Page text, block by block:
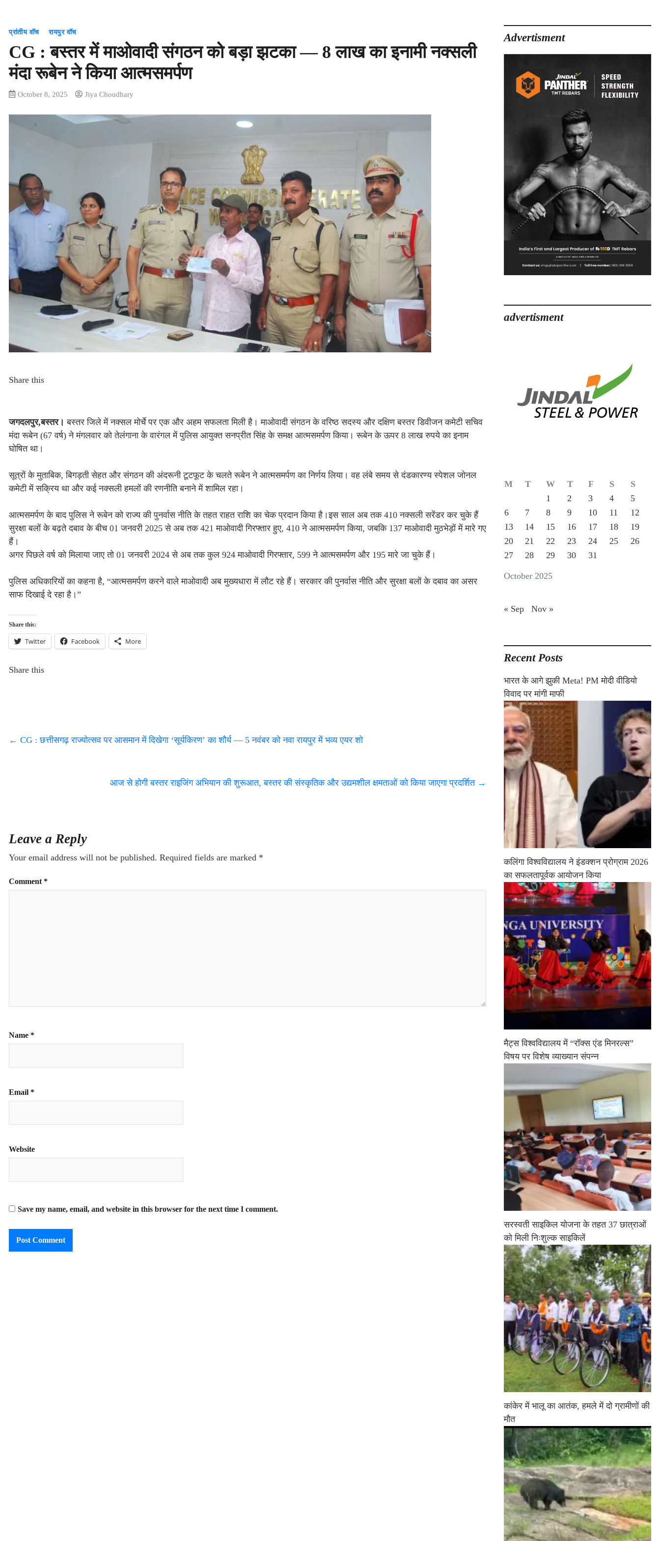
प्रांतीय वॉच रायपुर वॉच
CG : बस्तर में माओवादी संगठन को बड़ा झटका — 8 लाख का इनामी नक्सली
मंदा रूबेन ने किया आत्मसमर्पण
October 8, 2025 Jiya Choudhary
Share this
जगदलपुर,बस्तर। बस्तर जिले में नक्सल मोर्चे पर एक और अहम सफलता मिली है। माओवादी संगठन के वरिष्ठ सदस्य और दक्षिण बस्तर डिवीजन कमेटी सचिव
मंदा रूबेन (67 वर्ष) ने मंगलवार को तेलंगाना के वारंगल में पुलिस आयुक्त सनप्रीत सिंह के समक्ष आत्मसमर्पण किया। रूबेन के ऊपर 8 लाख रुपये का इनाम
घोषित था।
सूत्रों के मुताबिक, बिगड़ती सेहत और संगठन की अंदरूनी टूटफूट के चलते रूबेन ने आत्मसमर्पण का निर्णय लिया। वह लंबे समय से दंडकारण्य स्पेशल जोनल
कमेटी में सक्रिय था और कई नक्सली हमलों की रणनीति बनाने में शामिल रहा।
आत्मसमर्पण के बाद पुलिस ने रूबेन को राज्य की पुनर्वास नीति के तहत राहत राशि का चेक प्रदान किया है।इस साल अब तक 410 नक्सली सरेंडर कर चुके हैं
सुरक्षा बलों के बढ़ते दबाव के बीच 01 जनवरी 2025 से अब तक 421 माओवादी गिरफ्तार हुए, 410 ने आत्मसमर्पण किया, जबकि 137 माओवादी मुठभेड़ों में मारे गए
हैं।
अगर पिछले वर्ष को मिलाया जाए तो 01 जनवरी 2024 से अब तक कुल 924 माओवादी गिरफ्तार, 599 ने आत्मसमर्पण और 195 मारे जा चुके हैं।
पुलिस अधिकारियों का कहना है, “आत्मसमर्पण करने वाले माओवादी अब मुख्यधारा में लौट रहे हैं। सरकार की पुनर्वास नीति और सुरक्षा बलों के दबाव का असर
साफ दिखाई दे रहा है।”
Share this:
Twitter Facebook More
Share this
← CG : छत्तीसगढ़ राज्योत्सव पर आसमान में दिखेगा ‘सूर्यकिरण’ का शौर्य — 5 नवंबर को नवा रायपुर में भव्य एयर शो
आज से होगी बस्तर राइजिंग अभियान की शुरूआत, बस्तर की संस्कृतिक और उद्यमशील क्षमताओं को किया जाएगा प्रदर्शित →
Leave a Reply
Your email address will not be published. Required fields are marked *
Comment *
Name *
Email *
Website
Save my name, email, and website in this browser for the next time I comment.
Advertisment
advertisment
October 2025
M T W T F S
S
1
2 3 4
5
6
7 8 9 10 11
12
13
14 15 16 17 18
19
20
21 22 23 24 25
26
27
28 29 30 31
« Sep Nov »
Recent Posts
भारत के आगे झुकी Meta! PM मोदी वीडियो
विवाद पर मांगी माफी
कलिंगा विश्वविद्यालय ने इंडक्शन प्रोग्राम 2026
का सफलतापूर्वक आयोजन किया
मैट्स विश्वविद्यालय में “रॉक्स एंड मिनरल्स”
विषय पर विशेष व्याख्यान संपन्न
सरस्वती साइकिल योजना के तहत 37 छात्राओं
को मिली निःशुल्क साइकिलें
कांकेर में भालू का आतंक, हमले में दो ग्रामीणों की
मौत